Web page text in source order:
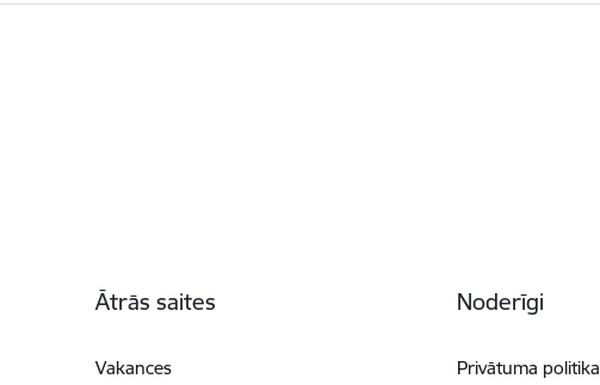
Ātrās saites
Vakances
Noderīgi
Privātuma politika